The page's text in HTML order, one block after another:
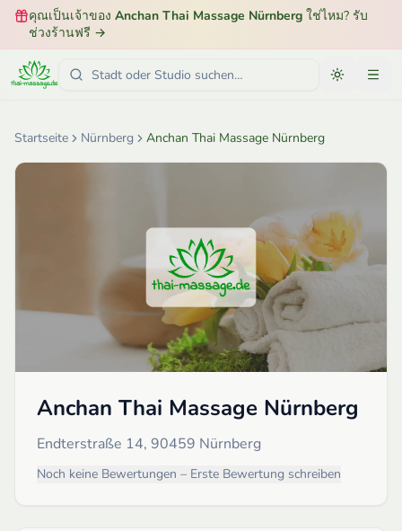
คุณเป็นเจ้าของ Anchan Thai Massage Nürnberg ใช่ไหม? รับ
ช่วงร้านฟรี →
Startseite Nürnberg Anchan Thai Massage Nürnberg
Anchan Thai Massage Nürnberg
Endterstraße 14, 90459 Nürnberg
Noch keine Bewertungen – Erste Bewertung schreiben